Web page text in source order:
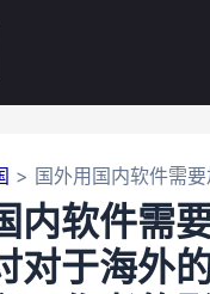
国外用国内软件需
内软件需
对于海外的